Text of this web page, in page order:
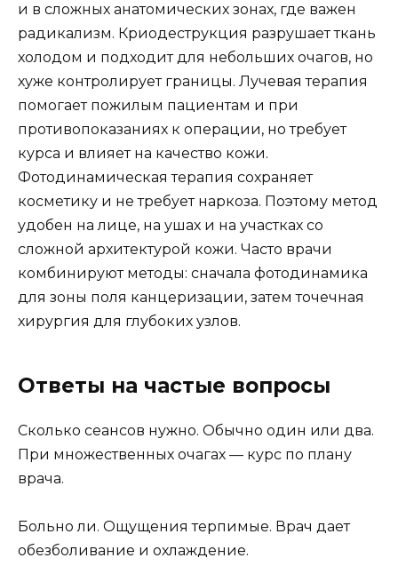
и в сложных анатомических зонах, где важен
радикализм. Криодеструкция разрушает ткань
холодом и подходит для небольших очагов, но
хуже контролирует границы. Лучевая терапия
помогает пожилым пациентам и при
противопоказаниях к операции, но требует
курса и влияет на качество кожи.
Фотодинамическая терапия сохраняет
косметику и не требует наркоза. Поэтому метод
удобен на лице, на ушах и на участках со
сложной архитектурой кожи. Часто врачи
комбинируют методы: сначала фотодинамика
для зоны поля канцеризации, затем точечная
хирургия для глубоких узлов.
Ответы на частые вопросы
Сколько сеансов нужно. Обычно один или два.
При множественных очагах — курс по плану
врача.
Больно ли. Ощущения терпимые. Врач дает
обезболивание и охлаждение.